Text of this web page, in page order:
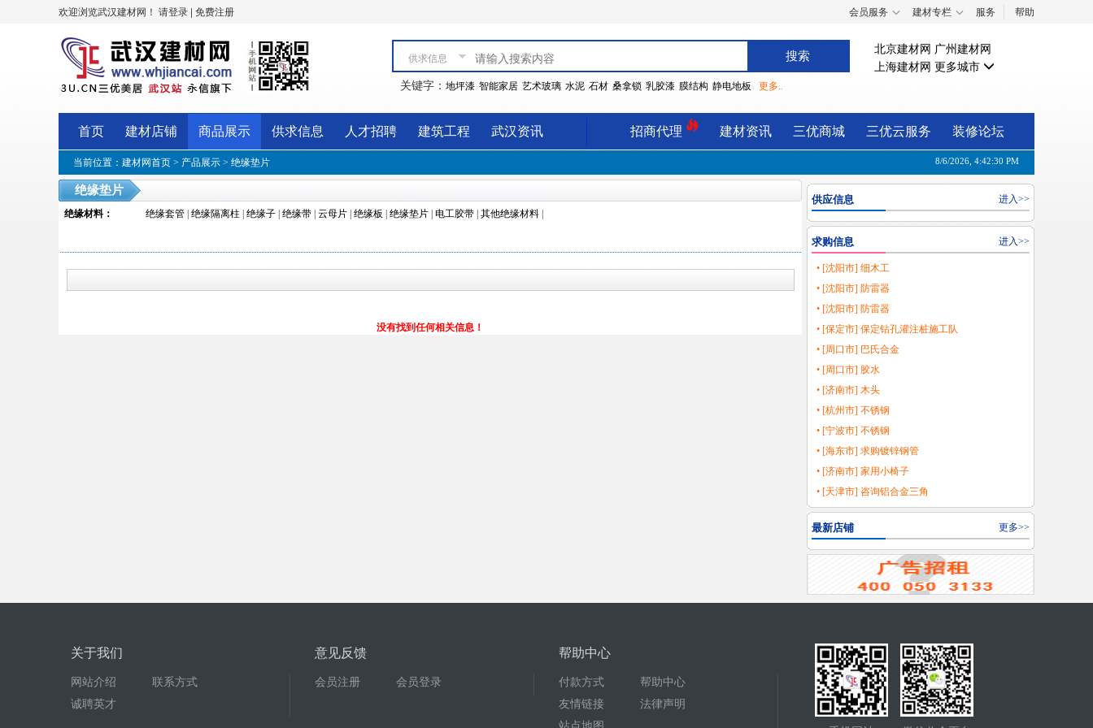
欢迎浏览武汉建材网！ 请登录 | 免费注册 会员服务 建材专栏 服务 帮助
供求信息
关键字： 地坪漆 智能家居 艺术玻璃 水泥 石材 桑拿锁 乳胶漆 膜结构 静电地板 更多..
北京建材网 广州建材网
上海建材网 更多城市
首页 建材店铺 商品展示 供求信息 人才招聘 建筑工程 武汉资讯 招商代理 建材资讯 三优商城 三优云服务 装修论坛
当前位置： 建材网首页 > 产品展示 > 绝缘垫片 8/6/2026, 4:42:30 PM
绝缘垫片
绝缘材料 ： 绝缘套管 绝缘隔离柱 绝缘子 绝缘带 云母片 绝缘板 绝缘垫片 电工胶带 其他绝缘材料
没有找到任何相关信息！
供应信息 进入>>
求购信息 进入>>
• [沈阳市] 细木工
• [沈阳市] 防雷器
• [沈阳市] 防雷器
• [保定市] 保定钻孔灌注桩施工队
• [周口市] 巴氏合金
• [周口市] 胶水
• [济南市] 木头
• [杭州市] 不锈钢
• [宁波市] 不锈钢
• [海东市] 求购镀锌钢管
• [济南市] 家用小椅子
• [天津市] 咨询铝合金三角
最新店铺 更多>>
关于我们
网站介绍
联系方式
诚聘英才
意见反馈
会员注册 会员登录
帮助中心
付款方式
帮助中心
友情链接
法律声明